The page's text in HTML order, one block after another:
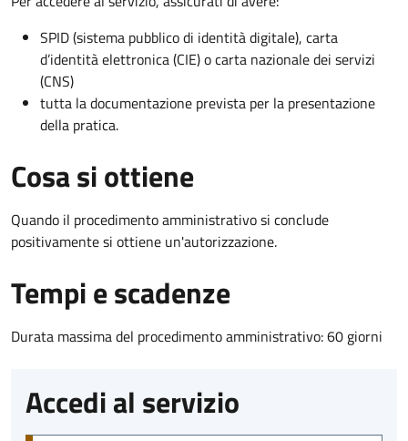
SPID (sistema pubblico di identità digitale), carta
d’identità elettronica (CIE) o carta nazionale dei servizi
(CNS)
tutta la documentazione prevista per la presentazione
della pratica.
Cosa si ottiene
Quando il procedimento amministrativo si conclude
positivamente si ottiene un'autorizzazione.
Tempi e scadenze
Durata massima del procedimento amministrativo: 60 giorni
Accedi al servizio